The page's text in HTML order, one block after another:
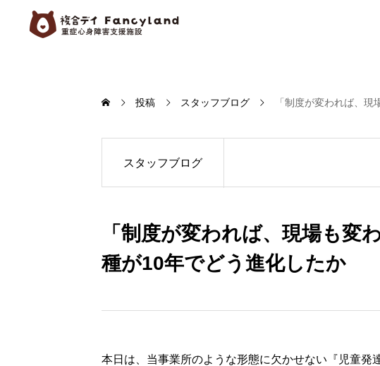
投稿 スタッフブログ 「制度が変われば、
スタッフブログ
「制度が変われば、現場も
種が10年でどう進化したか
本日は、当事業所のような形態に欠かせない『児童発